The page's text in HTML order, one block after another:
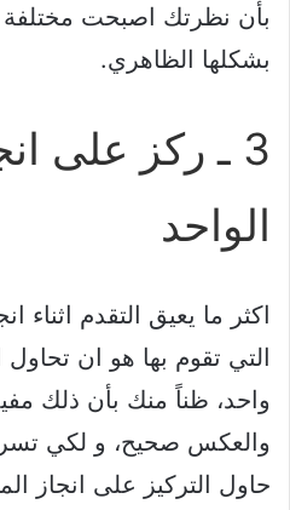
بأن نظرتك اصبحت مختلفة
بشكلها الظاهري.
3 ـ ركز على
الواحد
اكثر ما يعيق التقدم اثناء
التي تقوم بها هو ان
واحد، ظناً منك بأن ذلك
والعكس صحيح، و لكي
حاول التركيز على انجاز